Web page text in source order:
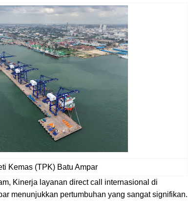
Kemas (TPK) Batu Ampar
Kinerja layanan direct call internasional di
menunjukkan pertumbuhan yang sangat signifikan.